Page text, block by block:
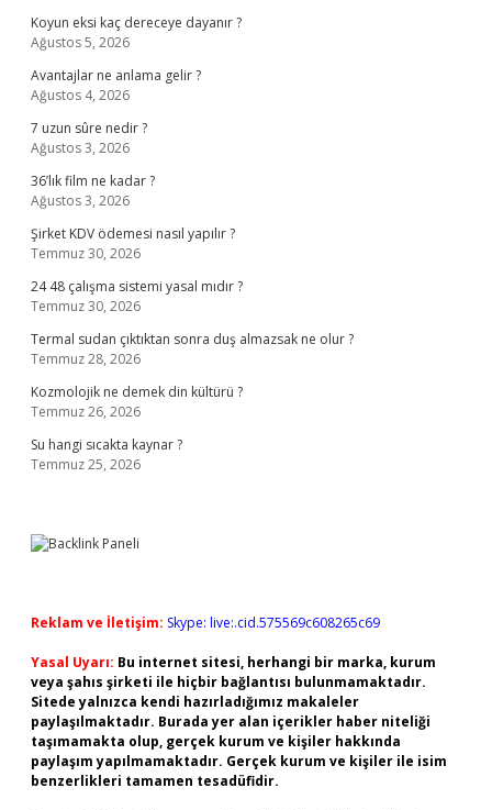
Koyun eksi kaç dereceye dayanır ?
Ağustos 5, 2026
Avantajlar ne anlama gelir ?
Ağustos 4, 2026
7 uzun sûre nedir ?
Ağustos 3, 2026
36’lık film ne kadar ?
Ağustos 3, 2026
Şirket KDV ödemesi nasıl yapılır ?
Temmuz 30, 2026
24 48 çalışma sistemi yasal mıdır ?
Temmuz 30, 2026
Termal sudan çıktıktan sonra duş almazsak ne olur ?
Temmuz 28, 2026
Kozmolojik ne demek din kültürü ?
Temmuz 26, 2026
Su hangi sıcakta kaynar ?
Temmuz 25, 2026
Reklam ve İletişim: Skype: live:.cid.575569c608265c69
Yasal Uyarı: Bu internet sitesi, herhangi bir marka, kurum
veya şahıs şirketi ile hiçbir bağlantısı bulunmamaktadır.
Sitede yalnızca kendi hazırladığımız makaleler
paylaşılmaktadır. Burada yer alan içerikler haber niteliği
taşımamakta olup, gerçek kurum ve kişiler hakkında
paylaşım yapılmamaktadır. Gerçek kurum ve kişiler ile isim
benzerlikleri tamamen tesadüfidir.